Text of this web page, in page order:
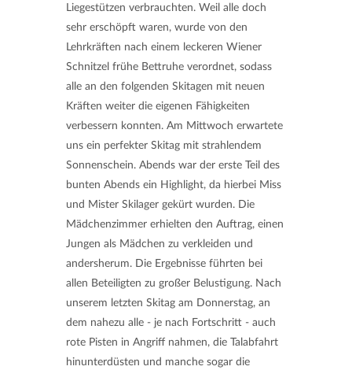
Liegestützen verbrauchten. Weil alle doch
sehr erschöpft waren, wurde von den
Lehrkräften nach einem leckeren Wiener
Schnitzel frühe Bettruhe verordnet, sodass
alle an den folgenden Skitagen mit neuen
Kräften weiter die eigenen Fähigkeiten
verbessern konnten. Am Mittwoch erwartete
uns ein perfekter Skitag mit strahlendem
Sonnenschein. Abends war der erste Teil des
bunten Abends ein Highlight, da hierbei Miss
und Mister Skilager gekürt wurden. Die
Mädchenzimmer erhielten den Auftrag, einen
Jungen als Mädchen zu verkleiden und
andersherum. Die Ergebnisse führten bei
allen Beteiligten zu großer Belustigung. Nach
unserem letzten Skitag am Donnerstag, an
dem nahezu alle - je nach Fortschritt - auch
rote Pisten in Angriff nahmen, die Talabfahrt
hinunterdüsten und manche sogar die